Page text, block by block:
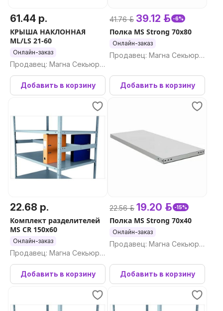
61.44 р.
КРЫША НАКЛОННАЯ
ML/LS 21-60
Онлайн-заказ
Продавец: Магна Секьюри
ти ООО
Добавить в корзину
41.76 р. 39.12 р. -6%
Полка MS Strong 70x80
Онлайн-заказ
Продавец: Магна Секьюри
Добавить в корзину
22.68 р.
Комплект разделителей
MS CR 150x60
Онлайн-заказ
Продавец: Магна Секьюри
ти ООО
Добавить в корзину
22.56 р. 19.20 р. -15%
Полка MS Strong 70x40
Онлайн-заказ
Продавец: Магна Секьюри
Добавить в корзину